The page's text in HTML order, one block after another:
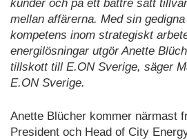
kunder och på ett bättre sätt
mellan affärerna. Med sin
kompetens inom strategiskt
energilösningar utgör Anette
tillskott till E.ON Sverige, säger
E.ON Sverige.
Anette Blücher kommer närmast
President och Head of City